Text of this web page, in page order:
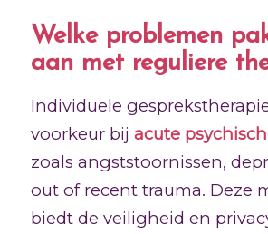
Welke problemen
aan met reguliere
Individuele
voorkeur bij acute
zoals angststoornissen,
out of recent trauma. Deze
biedt de veiligheid en